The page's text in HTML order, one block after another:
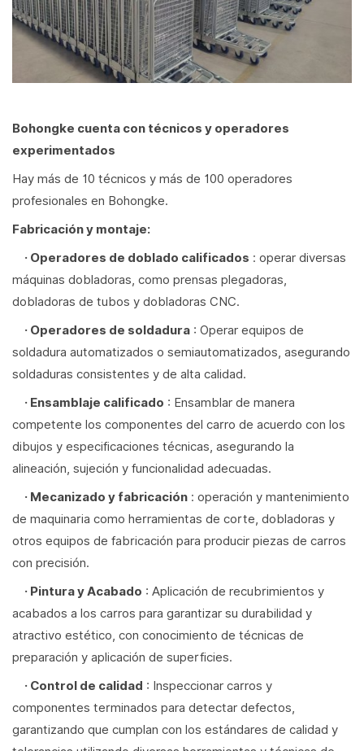
Bohongke cuenta con técnicos y operadores
experimentados
Hay más de 10 técnicos y más de 100 operadores
profesionales en Bohongke.
Fabricación y montaje:
· Operadores de doblado calificados : operar diversas
máquinas dobladoras, como prensas plegadoras,
dobladoras de tubos y dobladoras CNC.
· Operadores de soldadura : Operar equipos de
soldadura automatizados o semiautomatizados, asegurando
soldaduras consistentes y de alta calidad.
· Ensamblaje calificado : Ensamblar de manera
competente los componentes del carro de acuerdo con los
dibujos y especificaciones técnicas, asegurando la
alineación, sujeción y funcionalidad adecuadas.
· Mecanizado y fabricación : operación y mantenimiento
de maquinaria como herramientas de corte, dobladoras y
otros equipos de fabricación para producir piezas de carros
con precisión.
· Pintura y Acabado : Aplicación de recubrimientos y
acabados a los carros para garantizar su durabilidad y
atractivo estético, con conocimiento de técnicas de
preparación y aplicación de superficies.
· Control de calidad : Inspeccionar carros y
componentes terminados para detectar defectos,
garantizando que cumplan con los estándares de calidad y